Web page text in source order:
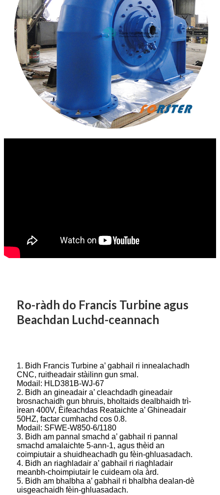
Ro-ràdh do Francis Turbine agus
Beachdan Luchd-ceannach
1. Bidh Francis Turbine a’ gabhail ri innealachadh
CNC, ruitheadair stàilinn gun smal.
Modail: HLD381B-WJ-67
2. Bidh an gineadair a’ cleachdadh gineadair
brosnachaidh gun bhruis, bholtaids dealbhaidh trì-
ìrean 400V, Èifeachdas Reataichte a’ Ghineadair
50HZ, factar cumhachd cos 0.8.
Modail: SFWE-W850-6/1180
3. Bidh am pannal smachd a’ gabhail ri pannal
smachd amalaichte 5-ann-1, agus thèid an
coimpiutair a shuidheachadh gu fèin-ghluasadach.
4. Bidh an riaghladair a’ gabhail ri riaghladair
meanbh-choimpiutair le cuideam ola àrd.
5. Bidh am bhalbha a’ gabhail ri bhalbha dealan-dè
uisgeachaidh fèin-ghluasadach.